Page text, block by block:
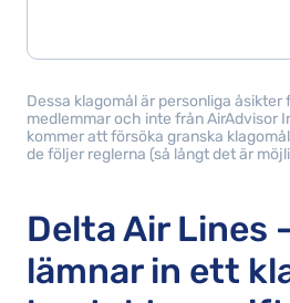
Dessa klagomål är personliga åsikter
medlemmar och inte från AirAdvisor
kommer att försöka granska
de följer reglerna (så långt det är
Delta Air Lines
lämnar in ett